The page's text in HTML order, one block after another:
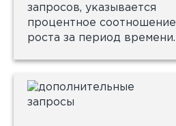
запросов, указывается
процентное соотношение
роста за период времени.